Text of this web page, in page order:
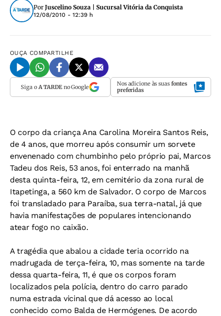
Por Juscelino Souza | Sucursal Vitória da Conquista
12/08/2010 - 12:39 h
OUÇA COMPARTILHE
Siga o A TARDEno Google Nos adicione às suas fontes
preferidas
O corpo da criança Ana Carolina Moreira Santos Reis,
de 4 anos, que morreu após consumir um sorvete
envenenado com chumbinho pelo próprio pai, Marcos
Tadeu dos Reis, 53 anos, foi enterrado na manhã
desta quinta-feira, 12, em cemitério da zona rural de
Itapetinga, a 560 km de Salvador. O corpo de Marcos
foi transladado para Paraíba, sua terra-natal, já que
havia manifestações de populares intencionando
atear fogo no caixão.
A tragédia que abalou a cidade teria ocorrido na
madrugada de terça-feira, 10, mas somente na tarde
dessa quarta-feira, 11, é que os corpos foram
localizados pela polícia, dentro do carro parado
numa estrada vicinal que dá acesso ao local
conhecido como Balda de Hermógenes. De acordo